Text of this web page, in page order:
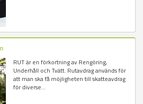
RUT är en förkortning av Rengöring,
Underhåll och Tvätt. Rutavdrag används för
att man ska få möjligheten till skatteavdrag
för diverse...